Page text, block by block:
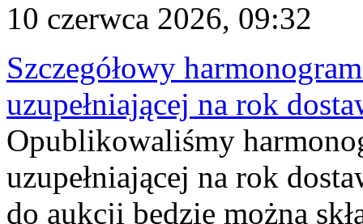
10 czerwca 2026, 09:32
Szczegółowy
uzupełniającej na rok
Opublikowaliśmy
uzupełniającej na rok
do aukcji będzie można